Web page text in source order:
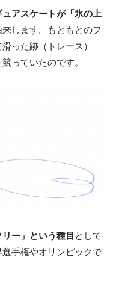
アスケートが「氷の上
来します。もともとのフ
った跡（トレース）
っていたのです。
リー」という種目 として
手権やオリンピックで